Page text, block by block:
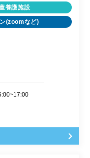
養護施設
(zoomなど)